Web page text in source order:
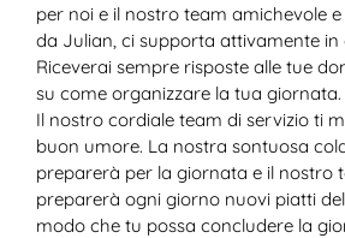
per noi e il nostro team amichevole
da Julian, ci supporta attivamente in
Riceverai sempre risposte alle tue
su come organizzare la tua giornata.
Il nostro cordiale team di servizio ti
buon umore. La nostra sontuosa
preparerà per la giornata e il nostro
preparerà ogni giorno nuovi piatti
modo che tu possa concludere la